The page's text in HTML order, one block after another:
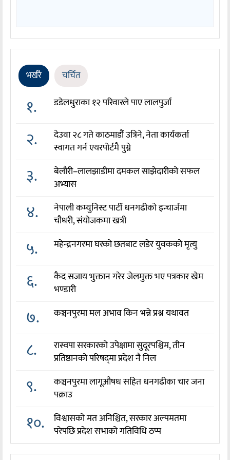
भर्खरै चर्चित
१. डडेलधुराका १२ परिवारले पाए लालपुर्जा
२.
देउवा २८ गते काठमाडौं उत्रिने, नेता कार्यकर्ता
स्वागत गर्न एयरपोर्टमै पुग्ने
३.
बेलौरी–लालझाडीमा दमकल साझेदारीको सफल
अभ्यास
४.
नेपाली कम्युनिस्ट पार्टी धनगढीको इन्चार्जमा
चौधरी, संयोजकमा खत्री
५. महेन्द्रनगरमा घरको छतबाट लडेर युवकको मृत्यु
६.
कैद सजाय भुक्तान गरेर जेलमुक्त भए पत्रकार खेम
भण्डारी
७. कञ्चनपुरमा मल अभाव किन भन्ने प्रश्न यथावत
८.
रास्वपा सरकारको उपेक्षामा सुदूरपश्चिम, तीन
प्रतिष्ठानको परिषद्‌मा प्रदेश नै निल
९.
कञ्चनपुरमा लागूऔषध सहित धनगढीका चार जना
पक्राउ
१०.
विश्वासको मत अनिश्चित, सरकार अल्पमतमा
परेपछि प्रदेश सभाको गतिविधि ठप्प